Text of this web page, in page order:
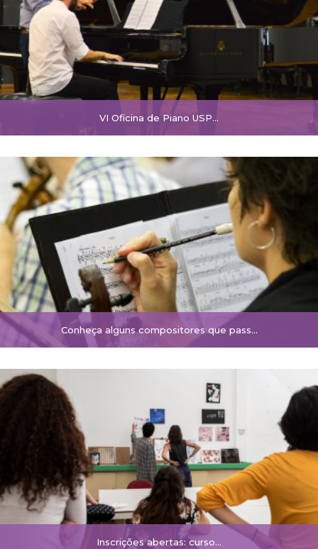
VI Oficina de Piano USP...
Conheça alguns compositores que pass...
Inscrições abertas: curso...